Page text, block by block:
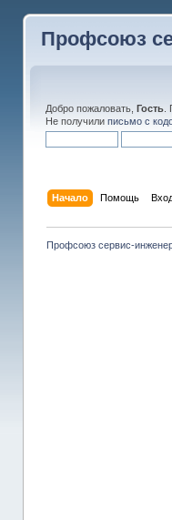
Профсоюз
Добро пожаловать, Гость.
Не получили письмо с
Начало Помощь
Профсоюз сервис-